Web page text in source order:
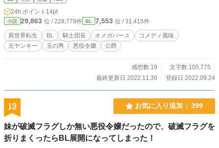
が行われた。 騎士という花型の職業の上、全員αが確約されている。目をぎら
つかせた女性がこぞってホテルへと押しかけていた。 中でもリアム・ラミレ
スという騎士団長は、訪れた女性の殆どが狙っている人気のα様だ。 茉優はリ
アム様が参加される日に補充員としてホールの手伝いをするよう頼まれた。
転生前はヤンキーだった茉優はまともな敬語も喋れない。 それでもトンチン
カンな敬語で接客しながら、なんとか仕事をこなしていた。 リアムという男
いている茉優は、仕事面で迷惑かけないようにとなるべく誰とも関わらずに、
黙々と料理やドリンクを運んでいた。しかし、リアムが近寄って来ただけで発情
強引に連れて行かれる。襲われると思っていたが、意外にも茉優が番になると言
うまでリアムからは触れてもこなかった。 いよいよ番なった二人はラミレス
邸へと移動する。そこで見たのは見知らぬ美しい女性と仲睦まじく過ごすリアム
だった。ショックを受けた茉優は塞ぎ込んでしまう。 しかし、その正体はなん
とリアムの双子の兄弟だった。パーティーに参加していたのは弟のリアムに扮装
した兄のエリアであった。 エリアの正体は公爵家の嫡男であり、後継者だっ
24h.ポイント 14pt
小説 29,863 位 / 228,779件 BL 7,553 位 / 31,415件
異世界転生 BL 騎士団長 オメガバース
コメディ風味
元ヤンキー
玉の輿 悪役令嬢 公爵
感想数 19
文字数 105,775
最終更新日 2022.11.30
登録日 2022.09.24
13 お気に入り追加 399
妹が破滅フラグしか無い悪役令嬢だったので、破滅フラグを
折りまくったらBL展開になってしまった！